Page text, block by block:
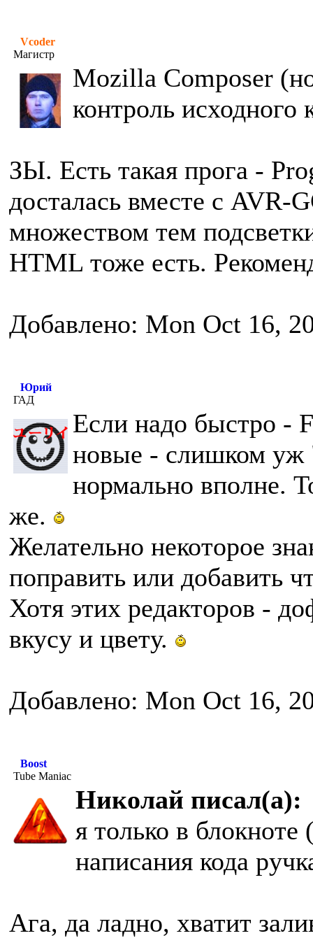
Vcoder
Магистр
Mozilla Composer
контроль исходного
ЗЫ. Есть такая прога -
досталась вместе с AVR-
множеством тем
HTML тоже есть.
Добавлено: Mon Oct 16,
Юрий
ГАД
Если надо быстро -
новые - слишком
нормально вполне.
же.
Желательно некоторое
поправить или добавить
Хотя этих редакторов -
вкусу и цвету.
Добавлено: Mon Oct 16,
Boost
Tube Maniac
Николай писал(а):
я только в
написания кода
Ага, да ладно, хватит